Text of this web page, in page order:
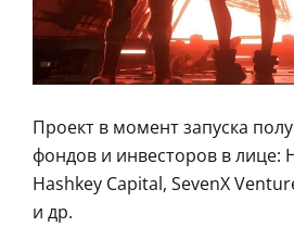
Проект в момент запуска
фондов и инвесторов в лице:
Hashkey Capital, SevenX
и др.